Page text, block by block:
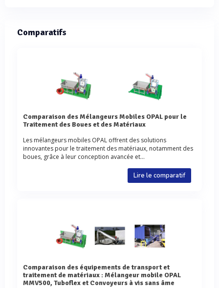
Comparatifs
Comparaison des Mélangeurs Mobiles OPAL pour le
Traitement des Boues et des Matériaux
Les mélangeurs mobiles OPAL offrent des solutions
innovantes pour le traitement des matériaux, notamment des
boues, grâce à leur conception avancée et...
Lire le comparatif
Comparaison des équipements de transport et
traitement de matériaux : Mélangeur mobile OPAL
MMV500, Tuboflex et Convoyeurs à vis sans âme